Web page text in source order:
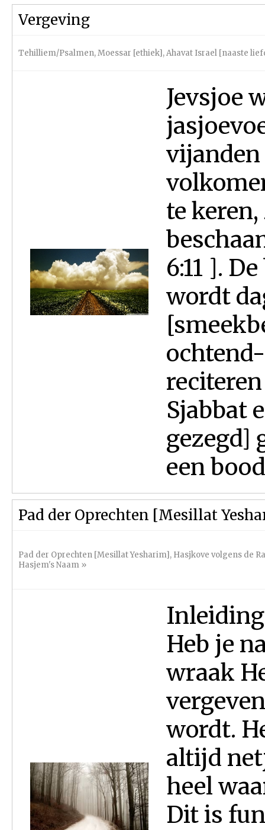
Vergeving
Tehilliem/Psalmen,Moessar [ethiek],Ahavat Israel [naaste
Jevsjoe
vijanden
te
6:11 ].
wordt
Sjabbat
gezegd]
een
Pad der Oprechten [Mesillat
Pad der Oprechten [Mesillat Yesharim], Hasjkove volgens de
Hasjem's Naam »
Inleiding
Heb je
wraak
wordt.
altijd
heel
Dit is